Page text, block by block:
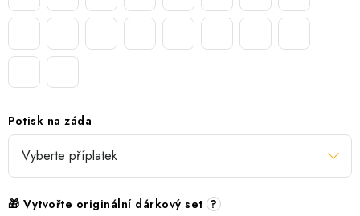
Potisk na záda
🎁 Vytvořte originální dárkový set ?